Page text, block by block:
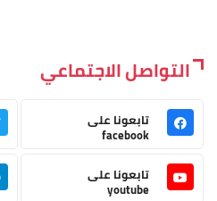
التواصل الاجتماعي
تابعونا على
facebook
تابعونا على
youtube